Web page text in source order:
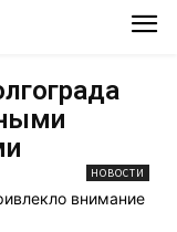
НОВОСТИ
внимание